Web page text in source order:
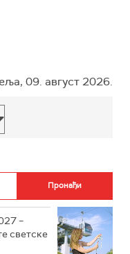
09. август 2026.
–
светске